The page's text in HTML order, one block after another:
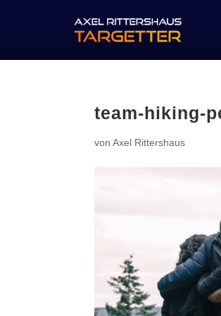
team-hiking-
vonAxel Rittershaus